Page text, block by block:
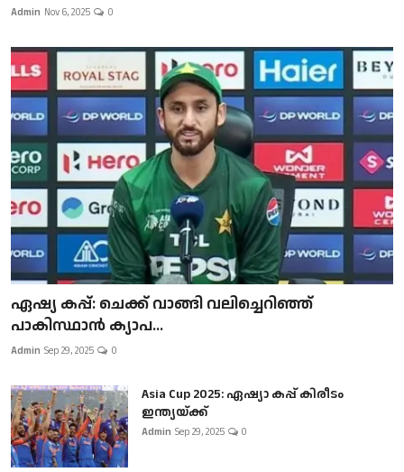
Admin Nov 6, 2025 0
ഏഷ്യ കപ്പ്: ചെക്ക് വാങ്ങി വലിച്ചെറിഞ്ഞ്
പാകിസ്ഥാൻ ക്യാപ...
Admin Sep 29, 2025 0
Asia Cup 2025: ഏഷ്യാ കപ്പ് കിരീടം
ഇന്ത്യയ്ക്ക്
Admin Sep 29, 2025 0